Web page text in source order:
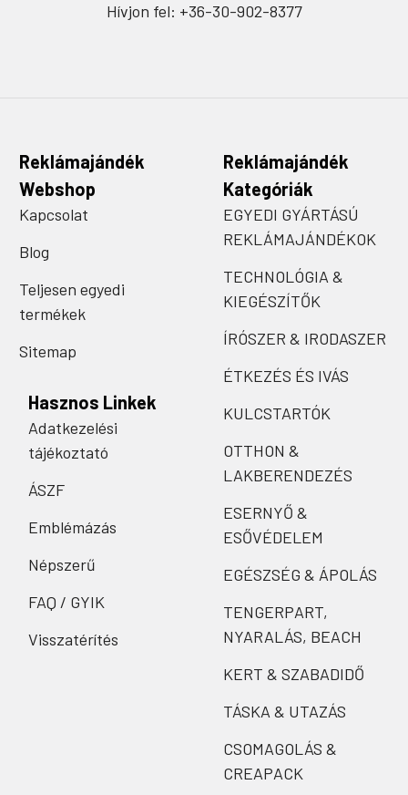
Hívjon fel: +36-30-902-8377
Reklámajándék
Webshop
Kapcsolat
Blog
Teljesen egyedi
termékek
Sitemap
Hasznos Linkek
Adatkezelési
tájékoztató
ÁSZF
Emblémázás
Népszerű
FAQ / GYIK
Visszatérítés
Reklámajándék
Kategóriák
EGYEDI GYÁRTÁSÚ
REKLÁMAJÁNDÉKOK
TECHNOLÓGIA &
KIEGÉSZÍTŐK
ÍRÓSZER & IRODASZER
ÉTKEZÉS ÉS IVÁS
KULCSTARTÓK
OTTHON &
LAKBERENDEZÉS
ESERNYŐ &
ESŐVÉDELEM
EGÉSZSÉG & ÁPOLÁS
TENGERPART,
NYARALÁS, BEACH
KERT & SZABADIDŐ
TÁSKA & UTAZÁS
CSOMAGOLÁS &
CREAPACK